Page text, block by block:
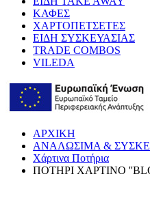
ΚΑΦΕΣ
ΧΑΡΤΟΠΕΤΣΕΤΕΣ
ΕΙΔΗ ΣΥΣΚΕΥΑΣΙΑΣ
TRADE COMBOS
VILEDA
ΑΡΧΙΚΗ
ΑΝΑΛΩΣΙΜΑ &
Χάρτινα Ποτήρια
ΠΟΤΗΡΙ ΧΑΡΤΙΝΟ